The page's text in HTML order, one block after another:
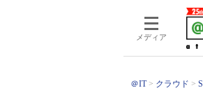
メディア
＠IT クラウド